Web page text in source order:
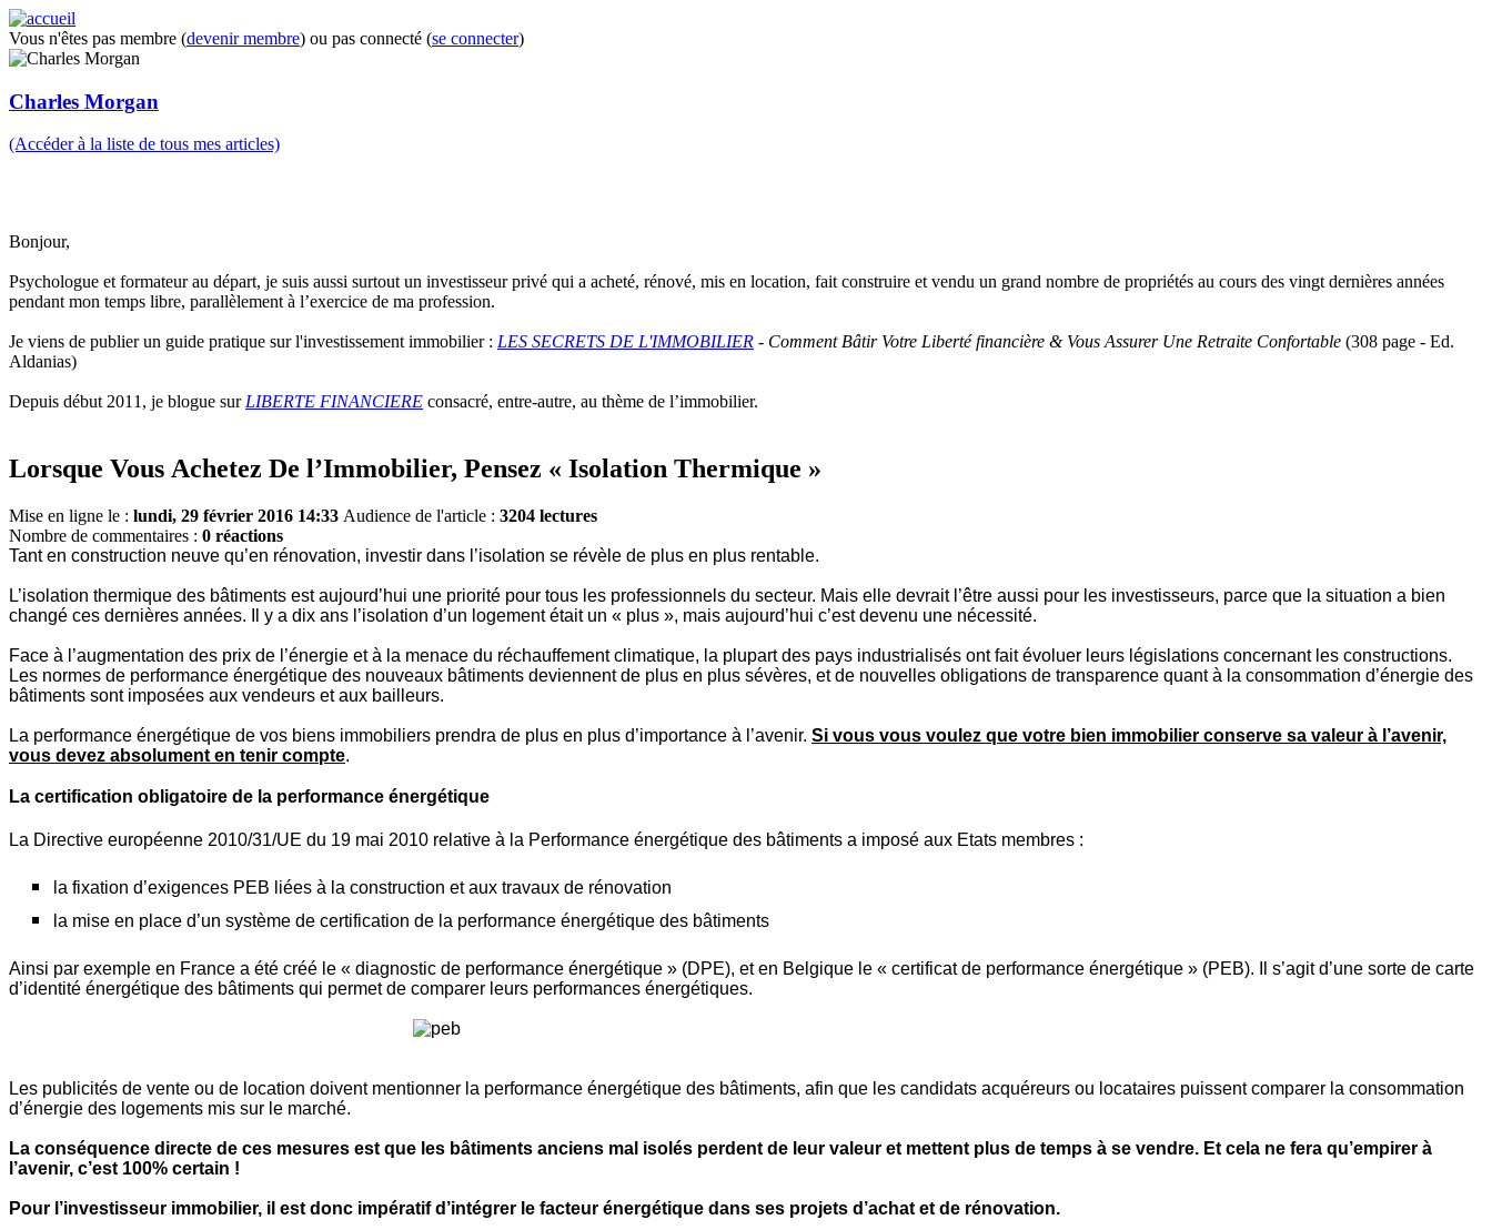
Vous n'êtes pas membre (devenir membre) ou pas connecté (se connecter)
Charles Morgan
(Accéder à la liste de tous mes articles)
Bonjour,
Psychologue et formateur au départ, je suis aussi surtout un investisseur privé qui a acheté, rénové, mis en location, fait construire et vendu un grand nombre de propriétés au cours des vingt dernières années
pendant mon temps libre, parallèlement à l’exercice de ma profession.
Je viens de publier un guide pratique sur l'investissement immobilier : LES SECRETS DE L'IMMOBILIER - Comment Bâtir Votre Liberté financière & Vous Assurer Une Retraite Confortable (308 page - Ed.
Aldanias)
Depuis début 2011, je blogue surLIBERTE FINANCIERE consacré, entre-autre, au thème de l’immobilier.
Lorsque Vous Achetez De l’Immobilier, Pensez « Isolation Thermique »
Mise en ligne le : lundi, 29 février 2016 14:33 Audience de l'article : 3204 lectures
Nombre de commentaires : 0 réactions
Tant en construction neuve qu’en rénovation, investir dans l’isolation se révèle de plus en plus rentable.
L’isolation thermique des bâtiments est aujourd’hui une priorité pour tous les professionnels du secteur. Mais elle devrait l’être aussi pour les investisseurs, parce que la situation a bien
changé ces dernières années. Il y a dix ans l’isolation d’un logement était un « plus », mais aujourd’hui c’est devenu une nécessité.
Face à l’augmentation des prix de l’énergie et à la menace du réchauffement climatique, la plupart des pays industrialisés ont fait évoluer leurs législations concernant les constructions.
Les normes de performance énergétique des nouveaux bâtiments deviennent de plus en plus sévères, et de nouvelles obligations de transparence quant à la consommation d’énergie des
bâtiments sont imposées aux vendeurs et aux bailleurs.
La performance énergétique de vos biens immobiliers prendra de plus en plus d’importance à l’avenir. Si vous vous voulez que votre bien immobilier conserve sa valeur à l’avenir,
vous devez absolument en tenir compte.
La certification obligatoire de la performance énergétique
La Directive européenne 2010/31/UE du 19 mai 2010 relative à la Performance énergétique des bâtiments a imposé aux Etats membres :
la fixation d’exigences PEB liées à la construction et aux travaux de rénovation
la mise en place d’un système de certification de la performance énergétique des bâtiments
Ainsi par exemple en France a été créé le « diagnostic de performance énergétique » (DPE), et en Belgique le « certificat de performance énergétique » (PEB). Il s’agit d’une sorte de carte
d’identité énergétique des bâtiments qui permet de comparer leurs performances énergétiques.
Les publicités de vente ou de location doivent mentionner la performance énergétique des bâtiments, afin que les candidats acquéreurs ou locataires puissent comparer la consommation
d’énergie des logements mis sur le marché.
La conséquence directe de ces mesures est que les bâtiments anciens mal isolés perdent de leur valeur et mettent plus de temps à se vendre. Et cela ne fera qu’empirer à
l’avenir, c’est 100% certain !
Pour l’investisseur immobilier, il est donc impératif d’intégrer le facteur énergétique dans ses projets d’achat et de rénovation.